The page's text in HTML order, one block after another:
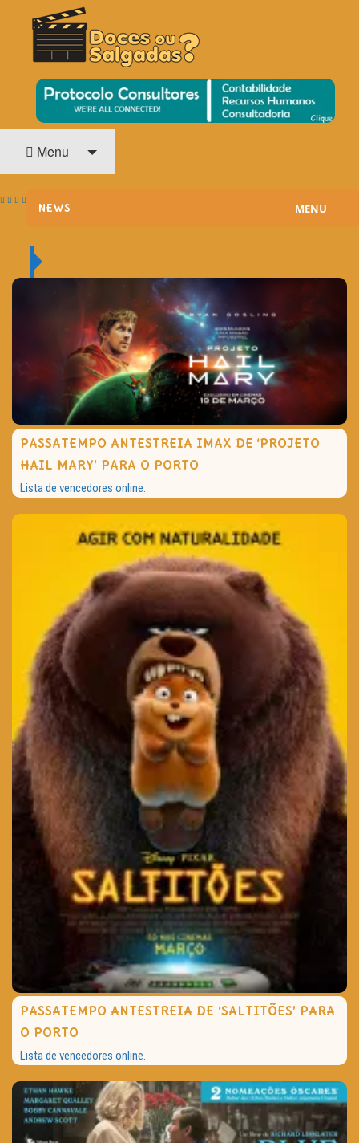
DOCES OU SALGADAS?
O Cinema? Uma Paixão!!
Menu
NEWS
PASSATEMPOS
HOME CINEMA
NOTA PESSOAL
TRAILER DO DIA
Política de Privacidade
MENU
PASSATEMPO ANTESTREIA IMAX DE ‘PROJETO
HAIL MARY’ PARA O PORTO
Lista de vencedores online.
PASSATEMPO ANTESTREIA DE ‘SALTITÕES’ PARA
O PORTO
Lista de vencedores online.